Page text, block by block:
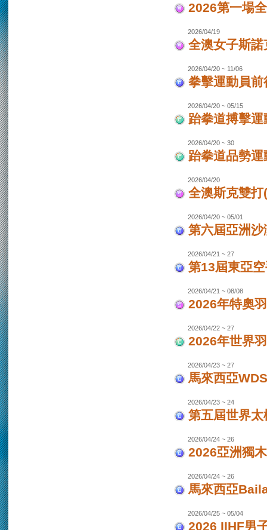
2026第一場
2026/04/19
全澳女子斯諾
2026/04/20 ~ 11/06
拳擊運動員
2026/04/20 ~ 05/15
跆拳道搏擊
2026/04/20 ~ 30
跆拳道品勢
2026/04/20
全澳斯克雙
2026/04/20 ~ 05/01
第六屆亞洲
2026/04/21 ~ 27
第13屆東亞
2026/04/21 ~ 08/08
2026年特奧
2026/04/22 ~ 27
2026年世界
2026/04/23 ~ 27
馬來西亞
2026/04/23 ~ 24
第五屆世界
2026/04/24 ~ 26
2026亞洲獨
2026/04/24 ~ 26
馬來西亞
2026/04/25 ~ 05/04
2026 IIHF男